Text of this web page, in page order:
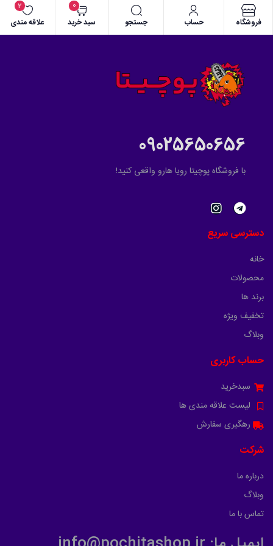
فروشگاه حساب جستجو سبد خرید
0
علاقه مندی
2
09025650656
با فروشگاه پوچیتا رویا هارو واقعی کنید!
دسترسی سریع
خانه
محصولات
برند ها
تخفیف ویژه
وبلاگ
حساب کاربری
سبدخرید
لیست علاقه مندی ها
رهگیری سفارش
شرکت
درباره ما
وبلاگ
تماس با ما